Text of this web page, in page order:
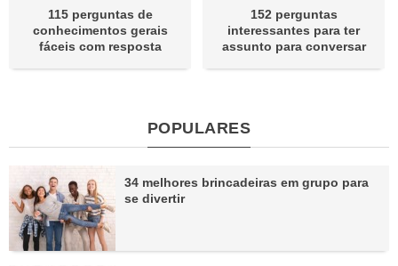
115 perguntas de
conhecimentos gerais
fáceis com resposta
152 perguntas
interessantes para ter
assunto para conversar
POPULARES
34 melhores brincadeiras em grupo para
se divertir